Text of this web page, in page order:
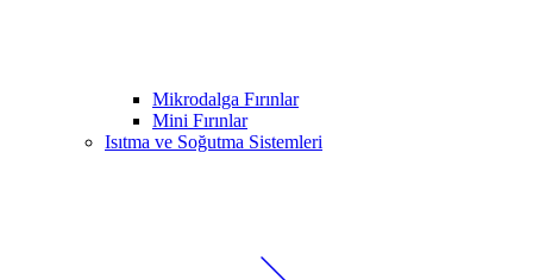
Mikrodalga Fırınlar
Mini Fırınlar
Isıtma ve Soğutma Sistemleri